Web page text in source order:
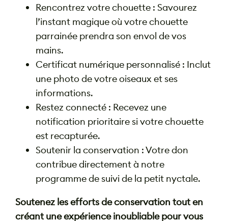
Rencontrez votre chouette : Savourez
l’instant magique où votre chouette
parrainée prendra son envol de vos
mains.
Certificat numérique personnalisé : Inclut
une photo de votre oiseaux et ses
informations.
Restez connecté : Recevez une
notification prioritaire si votre chouette
est recapturée.
Soutenir la conservation : Votre don
contribue directement à notre
programme de suivi de la petit nyctale.
Soutenez les efforts de conservation tout en
créant une expérience inoubliable pour vous